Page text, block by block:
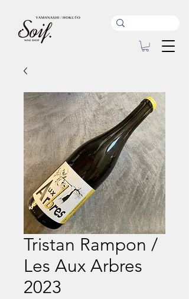
Tristan Rampon /
Les Aux Arbres
2023